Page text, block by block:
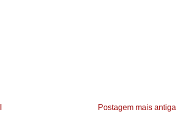
Postagem mais antiga